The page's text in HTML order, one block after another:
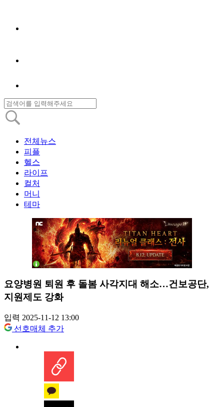
전체뉴스
피플
헬스
라이프
컬처
머니
테마
요양병원 퇴원 후 돌봄 사각지대 해소…건보공단,
지원제도 강화
입력 2025-11-12 13:00
선호매체 추가